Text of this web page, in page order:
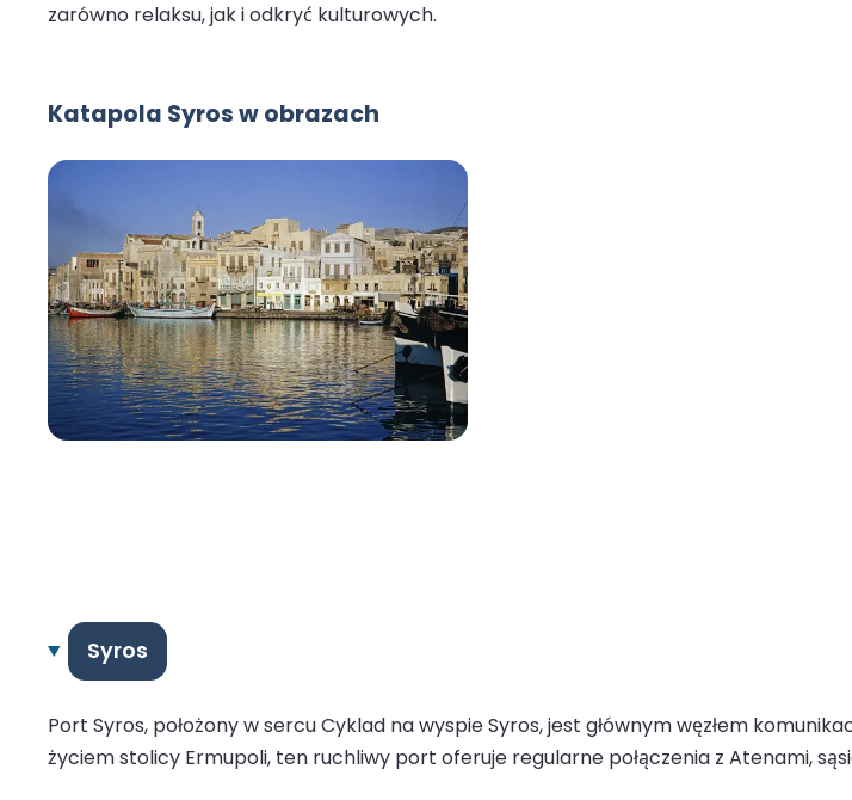
zarówno relaksu, jak i odkryć kulturowych.
Katapola Syros w obrazach
Syros
Port Syros, położony w sercu Cyklad na wyspie Syros, jest głównym węzłem
życiem stolicy Ermupoli, ten ruchliwy port oferuje regularne połączenia z Atenami,